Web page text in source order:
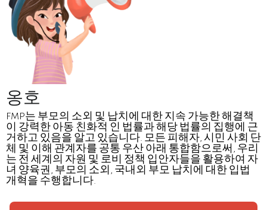
옹호
FMP는 부모의 소외 및 납치에 대한 지속 가능한 해결책
이 강력한 아동 친화적 인 법률과 해당 법률의 집행에 근
거하고 있음을 알고 있습니다. 모든 피해자, 시민 사회 단
체 및 이해 관계자를 공통 우산 아래 통합함으로써, 우리
는 전 세계의 자원 및 로비 정책 입안자들을 활용하여 자
녀 양육권, 부모의 소외, 국내외 부모 납치에 대한 입법
개혁을 수행합니다.